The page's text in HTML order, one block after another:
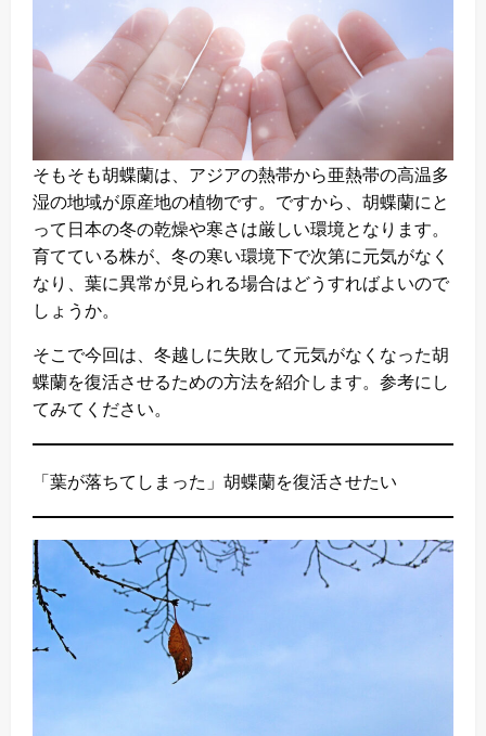
そもそも胡蝶蘭は、アジアの熱帯から亜熱帯の高温多
湿の地域が原産地の植物です。ですから、胡蝶蘭にと
って日本の冬の乾燥や寒さは厳しい環境となります。
育てている株が、冬の寒い環境下で次第に元気がなく
なり、葉に異常が見られる場合はどうすればよいので
しょうか。
そこで今回は、冬越しに失敗して元気がなくなった胡
蝶蘭を復活させるための方法を紹介します。参考にし
てみてください。
「葉が落ちてしまった」胡蝶蘭を復活させたい